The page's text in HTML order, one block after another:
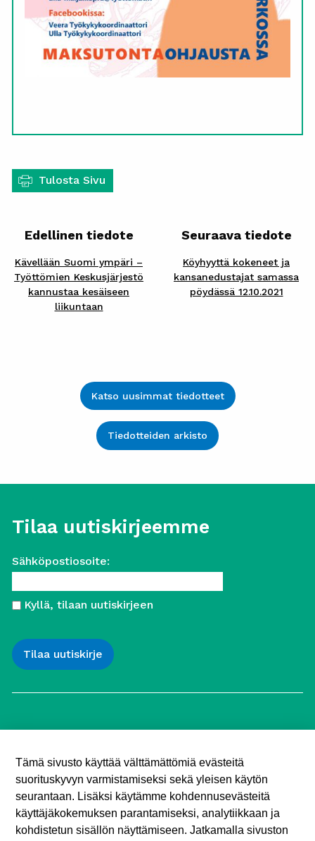
Tulosta Sivu
Edellinen tiedote
Kävellään Suomi ympäri –
Työttömien Keskusjärjestö
kannustaa kesäiseen
liikuntaan
Seuraava tiedote
Köyhyyttä kokeneet ja
kansanedustajat samassa
pöydässä 12.10.2021
Katso uusimmat tiedotteet
Tiedotteiden arkisto
Tilaa uutiskirjeemme
Sähköpostiosoite:
Kyllä, tilaan uutiskirjeen
Työttömien Keskusjärjestö ry
00100 Helsinki
Puh. 040 547 7090
toimisto (@) tyottomat.fi
Y-tunnus: 1003909-9
Tämä sivusto käyttää välttämättömiä evästeitä
suorituskyvyn varmistamiseksi sekä yleisen käytön
seurantaan. Lisäksi käytämme kohdennusevästeitä
käyttäjäkokemuksen parantamiseksi, analytiikkaan ja
kohdistetun sisällön näyttämiseen. Jatkamalla sivuston